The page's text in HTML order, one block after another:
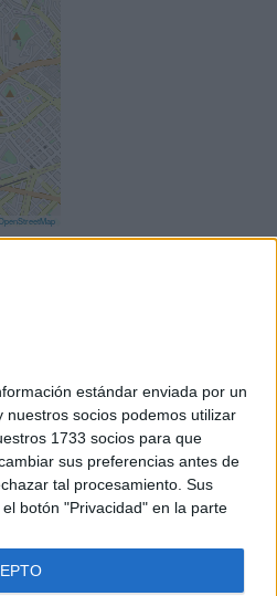
estándar enviada por un
nuestros socios podemos utilizar
1733 socios para que
sus preferencias antes de
tal procesamiento. Sus
botón "Privacidad" en la parte